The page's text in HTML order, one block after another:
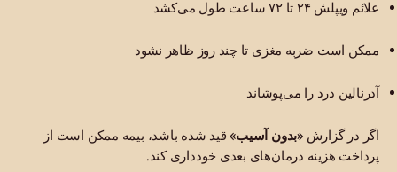
علائم ویپلش ۲۴ تا ۷۲ ساعت طول می‌کشد
ممکن است ضربه مغزی تا چند روز ظاهر نشود
آدرنالین درد را می‌پوشاند
اگر در گزارش«بدون آسیب»قید شده باشد، بیمه ممکن است از
پرداخت هزینه درمان‌های بعدی خودداری کند.